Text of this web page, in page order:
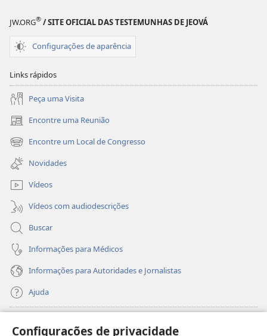
Configurações de privacidade
JW.ORG® / SITE OFICIAL DAS TESTEMUNHAS DE JEOVÁ
Configurações de aparência
Links rápidos
Peça uma Visita
Encontre uma Reunião
(abre
nova
janela)
Encontre um Local de Congresso
(abre
nova
janela)
Novidades
Vídeos
Vídeos com audiodescrições
Buscar
Informações para Médicos
Informações para Autoridades e Jornalistas
Ajuda
(abre